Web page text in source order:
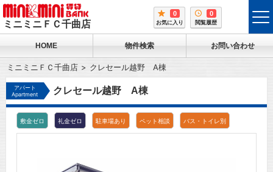
ミニミニＦＣ千曲店
0
お気に入り
0
閲覧履歴
HOME 物件検索 お問い合わせ
ミニミニＦＣ千曲店 クレセール越野 A棟
アパート
Apartment
クレセール越野 A棟
敷金ゼロ 礼金ゼロ 駐車場あり ペット相談 バス・トイレ別